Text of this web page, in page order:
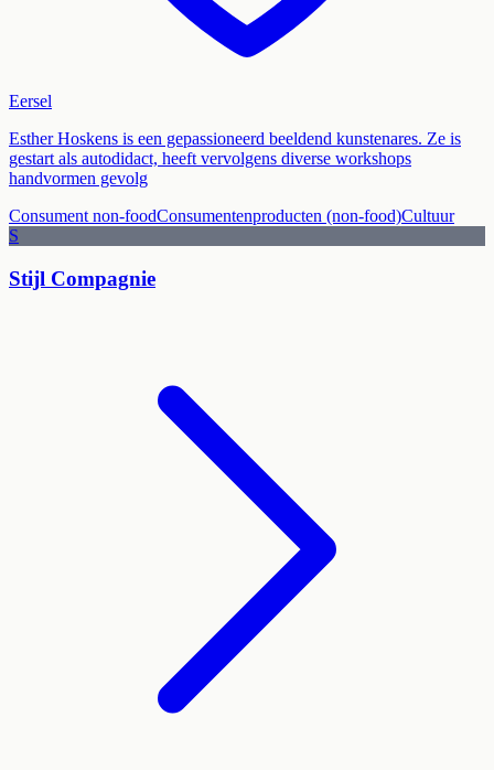
Eersel
Esther Hoskens is een gepassioneerd beeldend kunstenares. Ze is
gestart als autodidact, heeft vervolgens diverse workshops
handvormen gevolg
Consument non-foodConsumentenproducten (non-food)Cultuur
S
Stijl Compagnie